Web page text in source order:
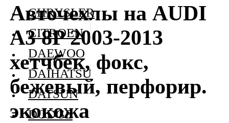
Авточехлы на AUDI
A3 8P 2003-2013
хетчбек, фокс,
бежевый, перфорир.
экокожа
CHRYSLER
CITROEN
DAEWOO
DAIHATSU
DATSUN
DODGE